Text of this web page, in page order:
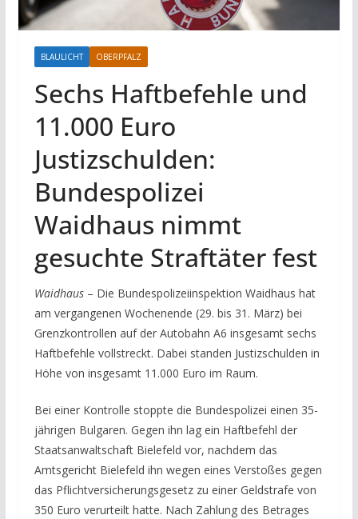
BLAULICHT OBERPFALZ
Sechs Haftbefehle und
11.000 Euro
Justizschulden:
Bundespolizei
Waidhaus nimmt
gesuchte Straftäter fest
Waidhaus– Die Bundespolizeiinspektion Waidhaus hat
am vergangenen Wochenende (29. bis 31. März) bei
Grenzkontrollen auf der Autobahn A6 insgesamt sechs
Haftbefehle vollstreckt. Dabei standen Justizschulden in
Höhe von insgesamt 11.000 Euro im Raum.
Bei einer Kontrolle stoppte die Bundespolizei einen 35-
jährigen Bulgaren. Gegen ihn lag ein Haftbefehl der
Staatsanwaltschaft Bielefeld vor, nachdem das
Amtsgericht Bielefeld ihn wegen eines Verstoßes gegen
das Pflichtversicherungsgesetz zu einer Geldstrafe von
350 Euro verurteilt hatte. Nach Zahlung des Betrages